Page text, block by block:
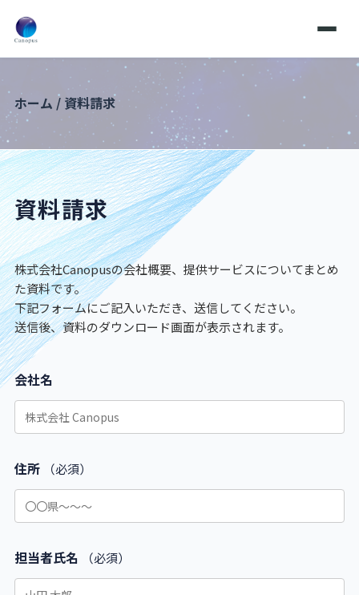
ホーム / 資料請求
資料請求
株式会社Canopusの会社概要、提供サービスについてまとめ
た資料です。
下記フォームにご記入いただき、送信してください。
送信後、資料のダウンロード画面が表示されます。
会社名
住所 （必須）
担当者氏名 （必須）